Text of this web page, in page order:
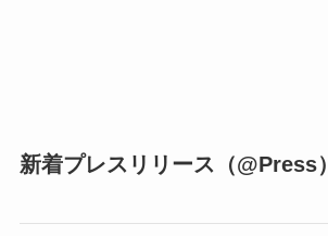
新着プレスリリース（@Press）